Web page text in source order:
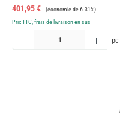
Prix de vente :
401,95 € Prix régulier :
(économie de 6.31%)
Prix TTC, frais de livraison en sus
Quantité de produit : Entrez la quantité
pc